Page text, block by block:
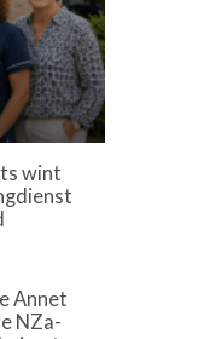
wint
Annet
NZa-